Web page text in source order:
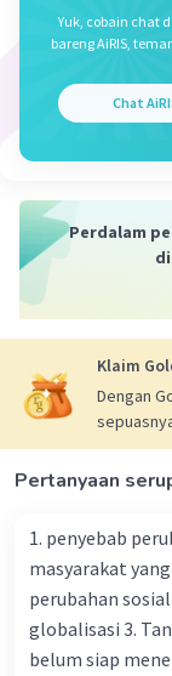
Yuk, cobain chat
bareng AiRIS,
Chat
Perdalam
Klaim
Dengan
Pertanyaan
1. penyebab
masyarakat
perubahan
globalisasi 3.
belum siap